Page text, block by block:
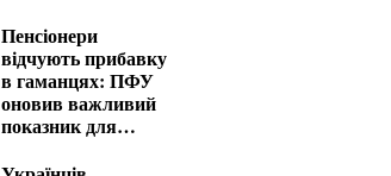
Пенсіонери
відчують прибавку
в гаманцях: ПФУ
оновив важливий
показник для